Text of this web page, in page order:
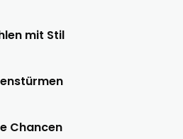
mit Stil
Chancen